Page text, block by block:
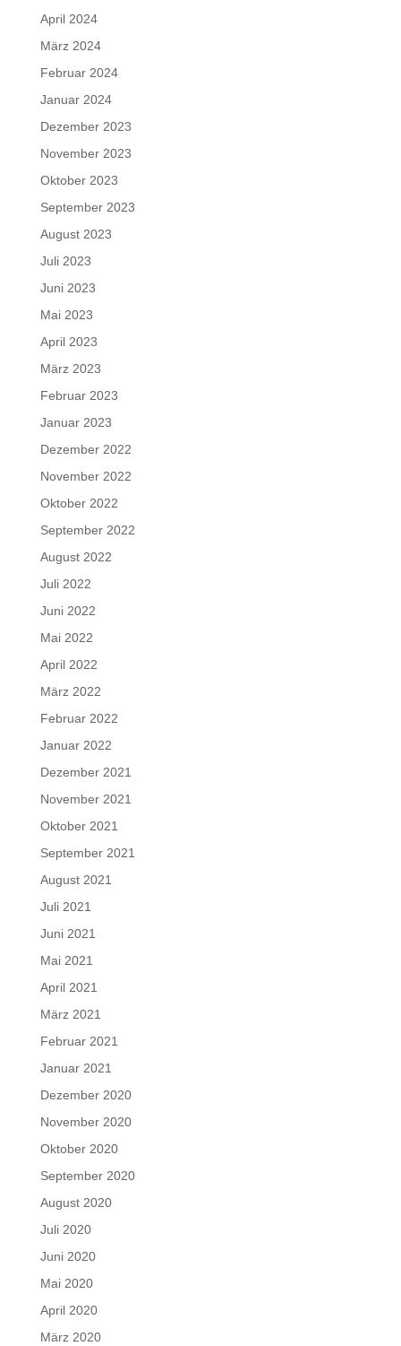
April 2024
März 2024
Februar 2024
Januar 2024
Dezember 2023
November 2023
Oktober 2023
September 2023
August 2023
Juli 2023
Juni 2023
Mai 2023
April 2023
März 2023
Februar 2023
Januar 2023
Dezember 2022
November 2022
Oktober 2022
September 2022
August 2022
Juli 2022
Juni 2022
Mai 2022
April 2022
März 2022
Februar 2022
Januar 2022
Dezember 2021
November 2021
Oktober 2021
September 2021
August 2021
Juli 2021
Juni 2021
Mai 2021
April 2021
März 2021
Februar 2021
Januar 2021
Dezember 2020
November 2020
Oktober 2020
September 2020
August 2020
Juli 2020
Juni 2020
Mai 2020
April 2020
März 2020